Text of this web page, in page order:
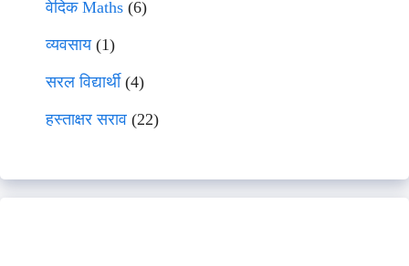
वेदिक Maths (6)
व्यवसाय(1)
सरल विद्यार्थी(4)
हस्ताक्षर सराव (22)